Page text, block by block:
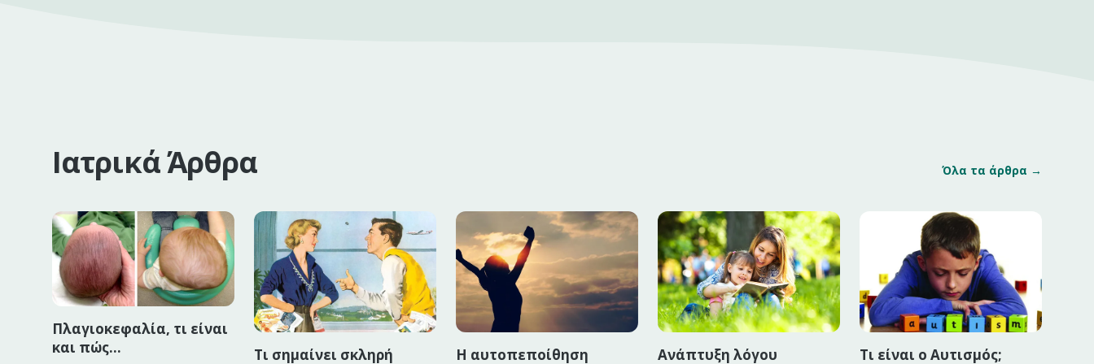
Ιατρικά Άρθρα Όλα τα άρθρα →
Πλαγιοκεφαλία, τι είναι
και πώς
Τι σημαίνει σκληρή Η αυτοπεποίθηση Ανάπτυξη λόγου Τι είναι ο Αυτισμός;